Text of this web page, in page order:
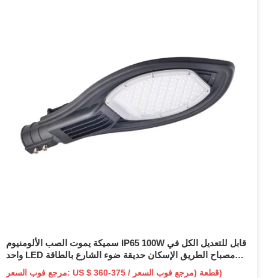
سميكة يموت الصب الألومنيوم IP65 100W قابل للتعديل الكل في
واحد LED مصباح الطريق الإسكان حديقة ضوء الشارع بالطاقة
الشمسية
مرجع فوب السعر: US $ 360-375 / قطعة (مرجع فوب السعر)